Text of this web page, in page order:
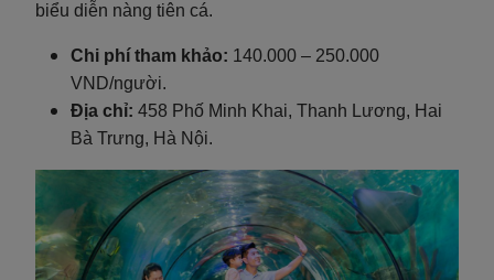
biểu diễn nàng tiên cá.
Chi phí tham khảo: 140.000 – 250.000
VND/người.
Địa chỉ: 458 Phố Minh Khai, Thanh Lương, Hai
Bà Trưng, Hà Nội.